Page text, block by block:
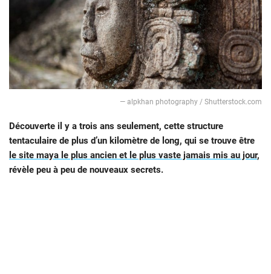
— alpkhan photography / Shutterstock.com
Découverte il y a trois ans seulement, cette structure
tentaculaire de plus d’un kilomètre de long, qui se trouve être
le site maya le plus ancien et le plus vaste jamais mis au jour,
révèle peu à peu de nouveaux secrets.